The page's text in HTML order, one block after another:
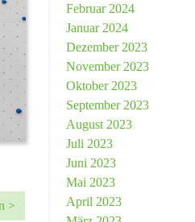
>
Februar 2024
Januar 2024
Dezember 2023
November 2023
Oktober 2023
September 2023
August 2023
Juli 2023
Juni 2023
Mai 2023
April 2023